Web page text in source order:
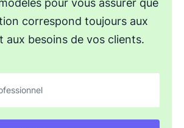
pour vous assurer que
correspond toujours aux
aux besoins de vos clients.